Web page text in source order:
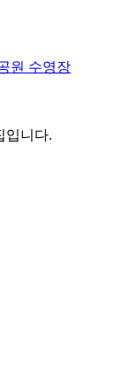
입니다.